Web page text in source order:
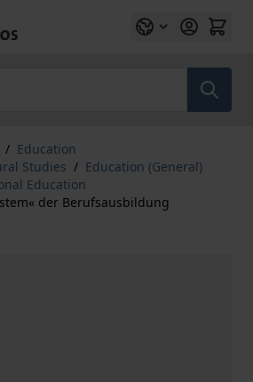
/ Education
Studies / Education (General)
Education
der Berufsausbildung